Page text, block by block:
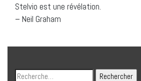
Stelvio est une révélation.
– Neil Graham